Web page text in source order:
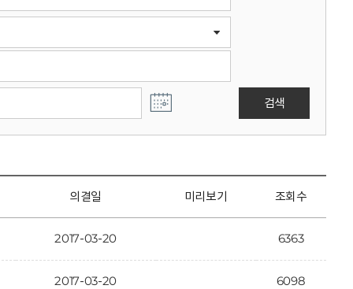
검색
의결일 미리보기 조회수
2017-03-20 6363
2017-03-20 6098